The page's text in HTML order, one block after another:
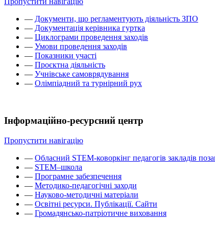
— Документи, що регламентують діяльність ЗПО
— Документація керівника гуртка
— Циклограми проведення заходів
— Умови проведення заходів
— Показники участі
— Проєктна діяльність
— Учнівське самоврядування
— Олімпіадний та турнірний рух
Інформаційно-ресурсний центр
Пропустити навігацію
— Обласний STEM-коворкінг педагогів закладів
— STEM–школа
— Програмне забезпечення
— Методико-педагогічні заходи
— Науково-методичні матеріали
— Освітні ресурси. Публікації. Сайти
— Громадянсько-патріотичне виховання